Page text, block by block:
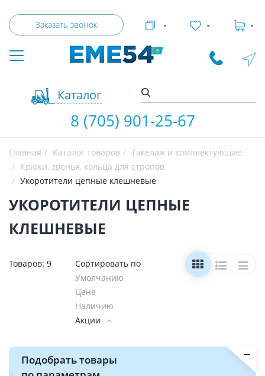
Заказать звонок
Каталог
- - -
8 (705) 901-25-67
Главная Каталог товаров
Такелаж и комплектующие
Крюки, звенья, кольца для стропов
Укоротители цепные клешневые
УКОРОТИТЕЛИ ЦЕПНЫЕ
КЛЕШНЕВЫЕ
Товаров: 9
Сортировать по
Умолчанию
Цене
Наличию
Акции
Подобрать товары